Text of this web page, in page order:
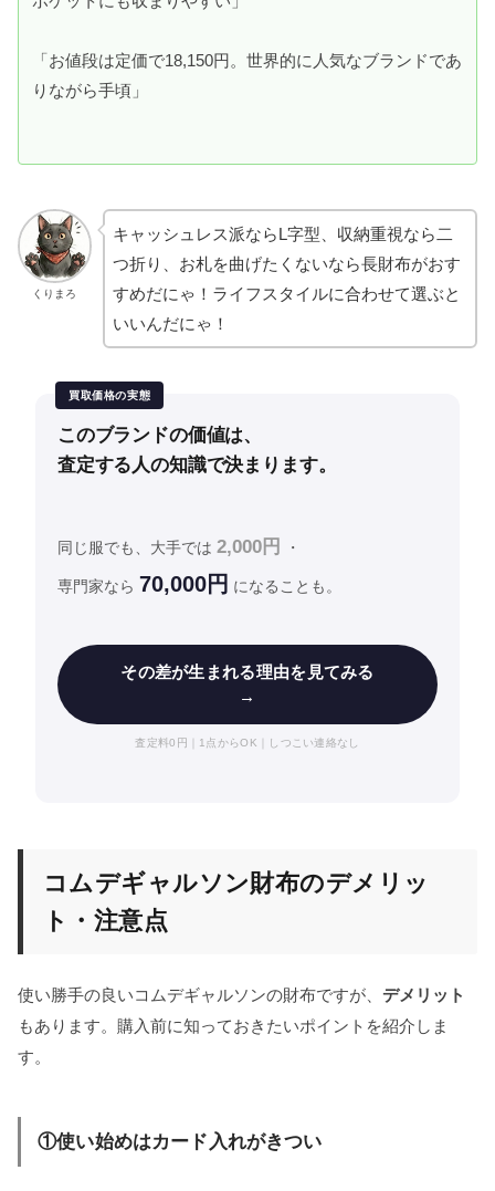
「お値段は定価で18,150円。世界的に人気なブランドであ
りながら手頃」
くりまろ
キャッシュレス派ならL字型、収納重視なら二
つ折り、お札を曲げたくないなら長財布がおす
すめだにゃ！ライフスタイルに合わせて選ぶと
いいんだにゃ！
買取価格の実態
このブランドの価値は、
査定する人の知識で決まります。
同じ服でも、大手では 2,000円 ・
専門家なら 70,000円 になることも。
その差が生まれる理由を見てみる
→
査定料0円｜1点からOK｜しつこい連絡なし
コムデギャルソン財布のデメリッ
ト・注意点
使い勝手の良いコムデギャルソンの財布ですが、 デメリット
もあります。購入前に知っておきたいポイントを紹介しま
す。
①使い始めはカード入れがきつい